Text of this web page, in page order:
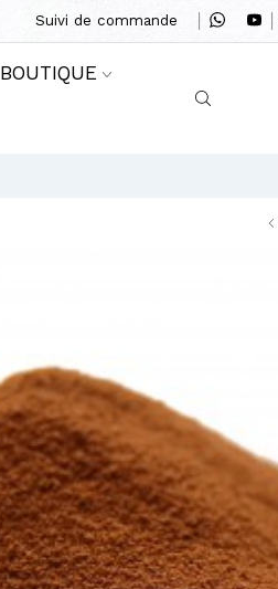
Suivi de commande
BOUTIQUE